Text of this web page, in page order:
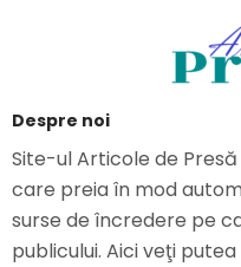
Despre noi
Site-ul Articole de
care preia în mod
surse de încredere pe
publicului. Aici veţi